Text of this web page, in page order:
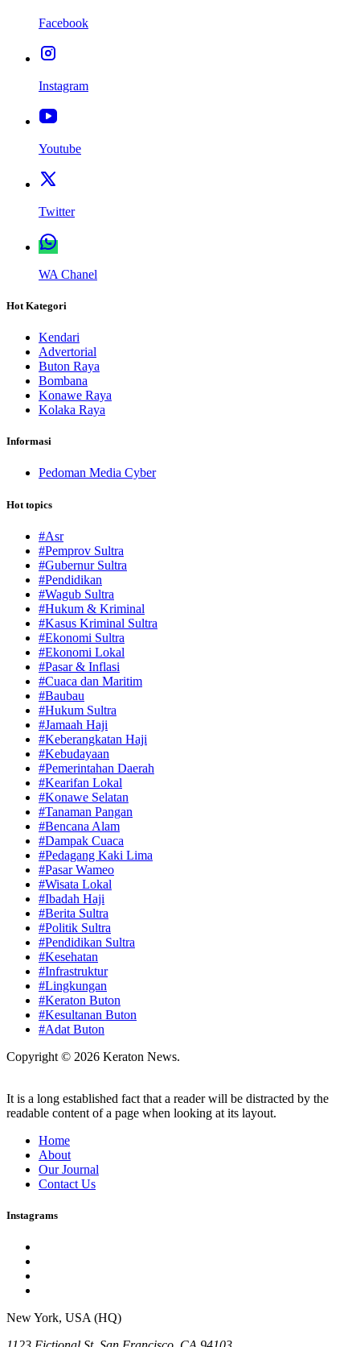
Facebook
Instagram
Youtube
Twitter
WA Chanel
Hot Kategori
Kendari
Advertorial
Buton Raya
Bombana
Konawe Raya
Kolaka Raya
Informasi
Pedoman Media Cyber
Hot topics
#Asr
#Pemprov Sultra
#Gubernur Sultra
#Pendidikan
#Wagub Sultra
#Hukum & Kriminal
#Kasus Kriminal Sultra
#Ekonomi Sultra
#Ekonomi Lokal
#Pasar & Inflasi
#Cuaca dan Maritim
#Baubau
#Hukum Sultra
#Jamaah Haji
#Keberangkatan Haji
#Kebudayaan
#Pemerintahan Daerah
#Kearifan Lokal
#Konawe Selatan
#Tanaman Pangan
#Bencana Alam
#Dampak Cuaca
#Pedagang Kaki Lima
#Pasar Wameo
#Wisata Lokal
#Ibadah Haji
#Berita Sultra
#Politik Sultra
#Pendidikan Sultra
#Kesehatan
#Infrastruktur
#Lingkungan
#Keraton Buton
#Kesultanan Buton
#Adat Buton
Copyright © 2026 Keraton News.
It is a long established fact that a reader will be distracted by the
readable content of a page when looking at its layout.
Home
About
Our Journal
Contact Us
Instagrams
New York, USA (HQ)